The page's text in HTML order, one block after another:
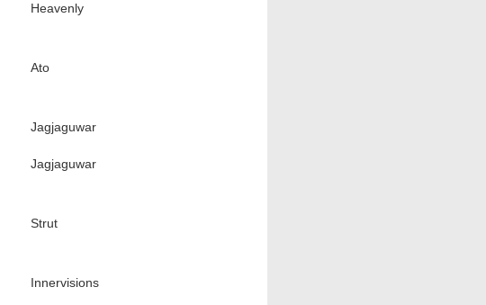
Heavenly
Ato
Jagjaguwar
Jagjaguwar
Strut
Innervisions